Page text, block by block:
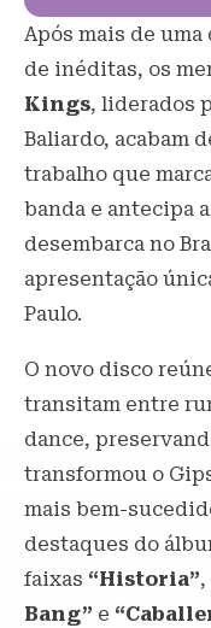
Após mais de uma
de inéditas, os
Kings, liderados
Baliardo, acabam
trabalho que
banda e antecipa
desembarca no
apresentação
Paulo.
O novo disco
transitam entre
dance,
transformou o
mais bem-
destaques do
faixas “Historia”,
Bang” e